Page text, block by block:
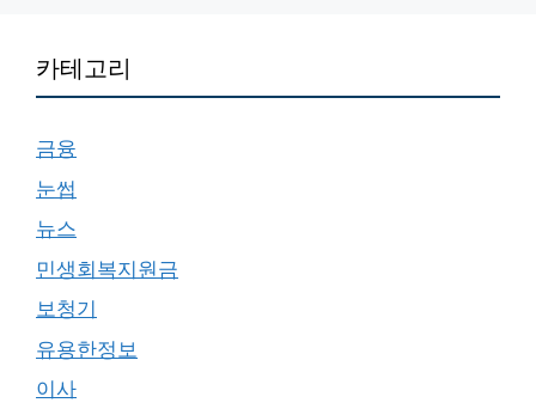
카테고리
금융
눈썹
뉴스
민생회복지원금
보청기
유용한정보
이사